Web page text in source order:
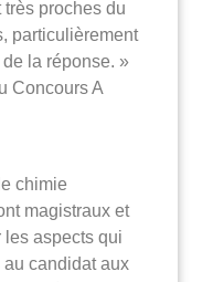
proches du
particulièrement
la réponse. »
Concours A
chimie
magistraux et
les aspects qui
candidat aux